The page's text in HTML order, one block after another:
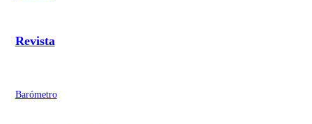
Revista
Barómetro